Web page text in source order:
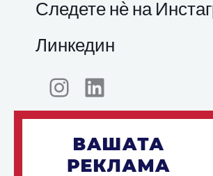
Следете нѐ на
Линкедин